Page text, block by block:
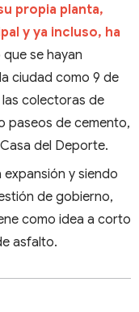
propia planta,
y ya incluso, ha
se hayan
ciudad como 9 de
las colectoras de
paseos de cemento,
del Deporte.
y siendo
de gobierno,
como idea a corto
asfalto.